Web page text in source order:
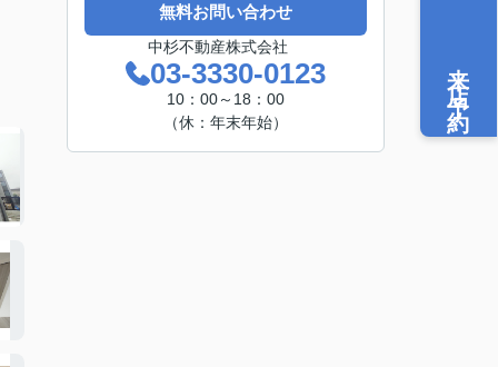
無料お問い合わせ
中杉不動産株式会社
03-3330-0123
10：00～18：00
（休：年末年始）
来店予約